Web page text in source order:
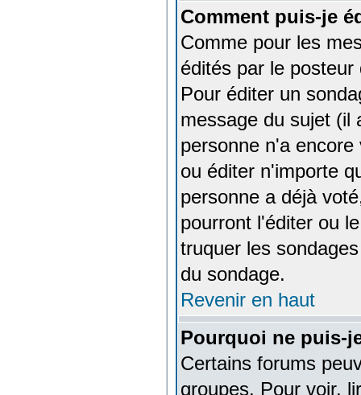
Comment puis-je
Comme pour les
édités par le
Pour éditer un
message du sujet (il
personne n'a
ou éditer n'importe
personne a déjà
pourront l'éditer ou
truquer les
du sondage.
Revenir en haut
Pourquoi ne puis-
Certains forums
groupes. Pour voir,